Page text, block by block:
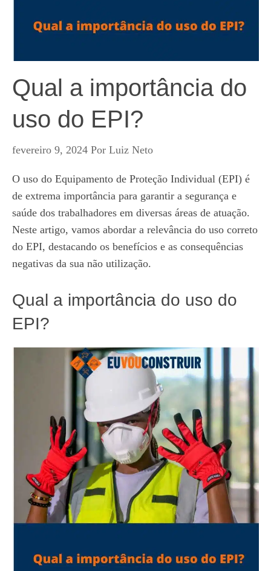
Qual a importância do
uso do EPI?
fevereiro 9, 2024 Por Luiz Neto
O uso do Equipamento de Proteção Individual (EPI) é
de extrema importância para garantir a segurança e
saúde dos trabalhadores em diversas áreas de atuação.
Neste artigo, vamos abordar a relevância do uso correto
do EPI, destacando os benefícios e as consequências
negativas da sua não utilização.
Qual a importância do uso do
EPI?